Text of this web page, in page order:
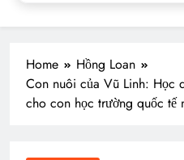
Home
Hồng Loan
Con nuôi của Vũ Linh: Học
cho con học trường quốc tế